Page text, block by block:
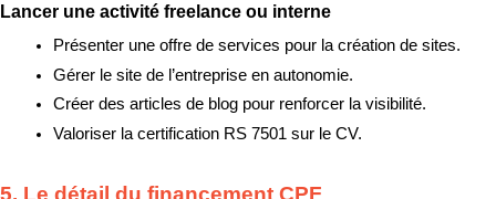
Lancer une activité freelance ou interne
Présenter une offre de services pour la création de sites.
Gérer le site de l’entreprise en autonomie.
Créer des articles de blog pour renforcer la visibilité.
Valoriser la certification RS 7501 sur le CV.
5. Le détail du financement CPF